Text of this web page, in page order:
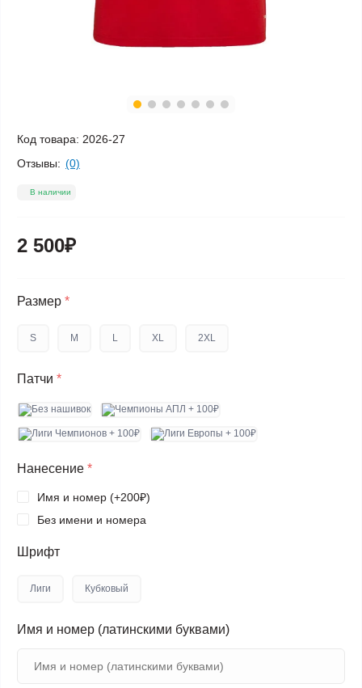
Код товара: 2026-27
Отзывы: (0)
В наличии
2 500₽
Размер *
S M L XL 2XL
Патчи *
Нанесение *
Имя и номер (+200₽)
Без имени и номера
Шрифт
Лиги Кубковый
Имя и номер (латинскими буквами)